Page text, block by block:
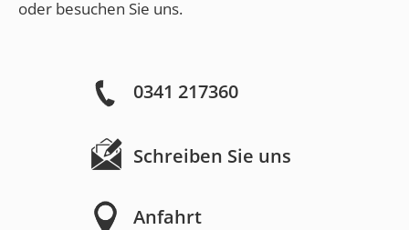
oder besuchen Sie uns.
0341 217360
Schreiben Sie uns
Anfahrt